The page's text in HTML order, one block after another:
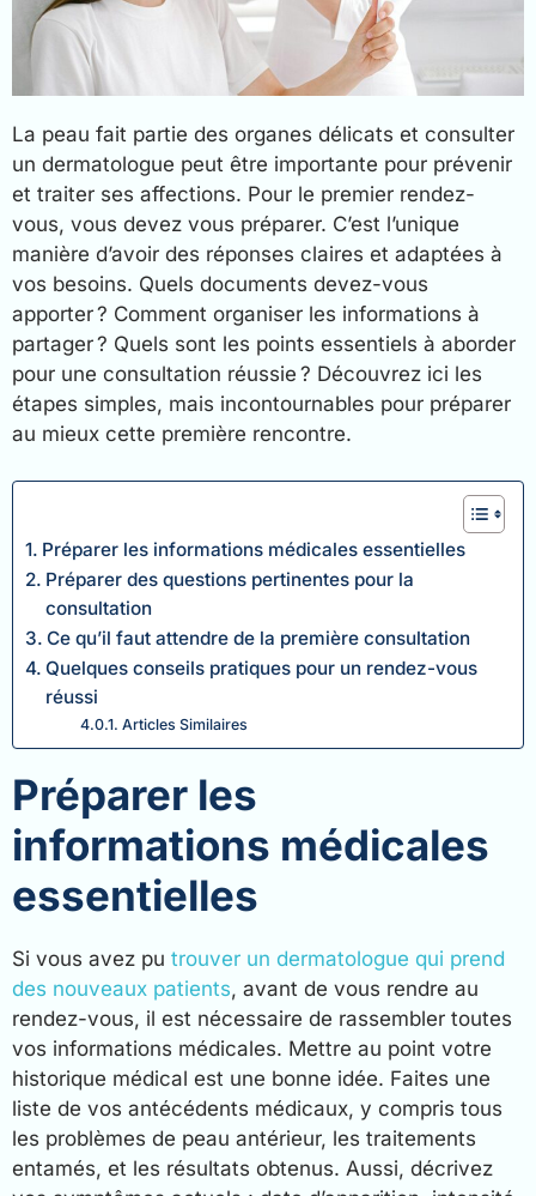
La peau fait partie des organes délicats et consulter
un dermatologue peut être importante pour prévenir
et traiter ses affections. Pour le premier rendez-
vous, vous devez vous préparer. C’est l’unique
manière d’avoir des réponses claires et adaptées à
vos besoins. Quels documents devez-vous
apporter ? Comment organiser les informations à
partager ? Quels sont les points essentiels à aborder
pour une consultation réussie ? Découvrez ici les
étapes simples, mais incontournables pour préparer
au mieux cette première rencontre.
Préparer les informations médicales essentielles
Préparer des questions pertinentes pour la
consultation
Ce qu’il faut attendre de la première consultation
Quelques conseils pratiques pour un rendez-vous
réussi
Articles Similaires
Préparer les
informations médicales
essentielles
Si vous avez pu trouver un dermatologue qui prend
des nouveaux patients, avant de vous rendre au
rendez-vous, il est nécessaire de rassembler toutes
vos informations médicales. Mettre au point votre
historique médical est une bonne idée. Faites une
liste de vos antécédents médicaux, y compris tous
les problèmes de peau antérieur, les traitements
entamés, et les résultats obtenus. Aussi, décrivez